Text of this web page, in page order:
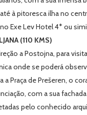
até à pitoresca ilha no
Exe Lev Hotel 4* ou
(110 KMS)
a Postojna, para
onde se poderá
a Praça de Prešeren, o
com a sua
pelo conhecido